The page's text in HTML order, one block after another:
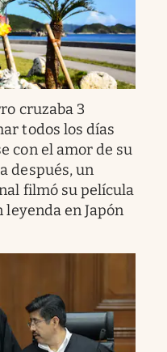
cruzaba 3
todos los días
con el amor de su
después, un
filmó su película
en Japón